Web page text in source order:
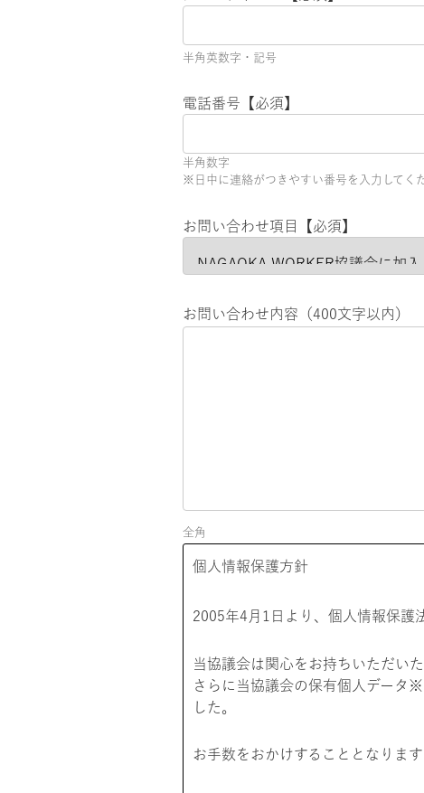
半角英数字・記号
電話番号【必須】
半角数字
※日中に連絡がつきやすい番号を入力してく
お問い合わせ項目【必須】
お問い合わせ内容（400文字以内）
全角
個人情報保護方針
2005年4月1日より、個人情報保護
当協議会は関心をお持ちいただい
さらに当協議会の保有個人データ
した。
お手数をおかけすることとなりま